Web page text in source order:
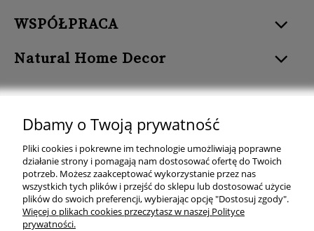
WSPÓŁPRACA
Natural Home Decor
Natural Home Decor | E-mail: sklep at naturalhomedecor.pl | Tel.:
507 707 299 | NIP: 7971800592 | REGON: 381429127
Copyright © 2026 - Naturalhomedecor.pl
Dbamy o Twoją prywatność
Pliki cookies i pokrewne im technologie umożliwiają poprawne
działanie strony i pomagają nam dostosować ofertę do Twoich
potrzeb. Możesz zaakceptować wykorzystanie przez nas
wszystkich tych plików i przejść do sklepu lub dostosować użycie
plików do swoich preferencji, wybierając opcję "Dostosuj zgody".
Więcej o plikach cookies przeczytasz w naszej Polityce
prywatności.